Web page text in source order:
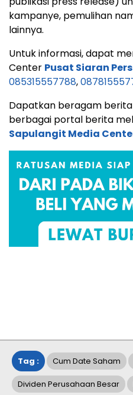
kampanye, pemulihan
lainnya.
Untuk informasi, dapat
Center Pusat Siaran
085315557788,
Dapatkan beragam
berbagai portal berita
Sapulangit Media
Tag : Cum Date Saham
Dividen Perusahaan Besar